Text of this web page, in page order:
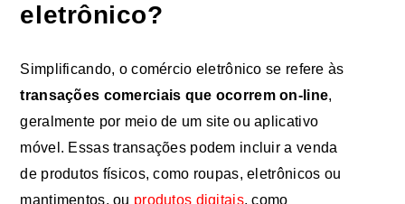
eletrônico?
Simplificando, o comércio eletrônico se refere às
transações comerciais que ocorrem on-line,
geralmente por meio de um site ou aplicativo
móvel. Essas transações podem incluir a venda
de produtos físicos, como roupas, eletrônicos ou
mantimentos, ou produtos digitais, como